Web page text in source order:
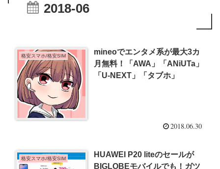
2018-06
格安スマホ/格安SIM
mineoでエンタメ系が最大3カ
月無料！「AWA」「ANiUTa」
「U-NEXT」「タブホ」
2018.06.30
格安スマホ/格安SIM
HUAWEI P20 liteのセールが
BIGLOBEモバイルでも！ガツ